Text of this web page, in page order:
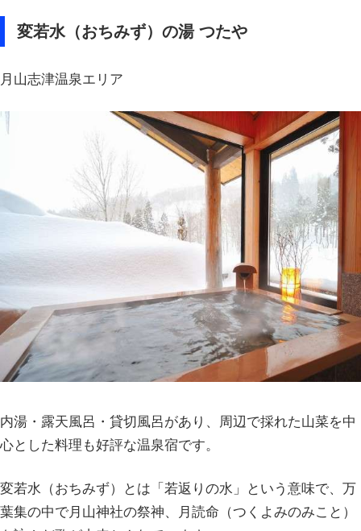
変若水（おちみず）の湯 つたや
月山志津温泉エリア
内湯・露天風呂・貸切風呂があり、周辺で採れた山菜を中
心とした料理も好評な温泉宿です。
変若水（おちみず）とは「若返りの水」という意味で、万
葉集の中で月山神社の祭神、月読命（つくよみのみこと）